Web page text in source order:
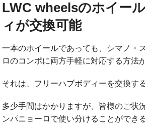
LWC wheelsのホイー
ィが交換可能
一本のホイールであっても、シマノ・
ロのコンポに両方手軽に対応する方法
それは、フリーハブボディーを交換す
多少手間はかかりますが、皆様のご状
ンパニョーロで使い分けることができ